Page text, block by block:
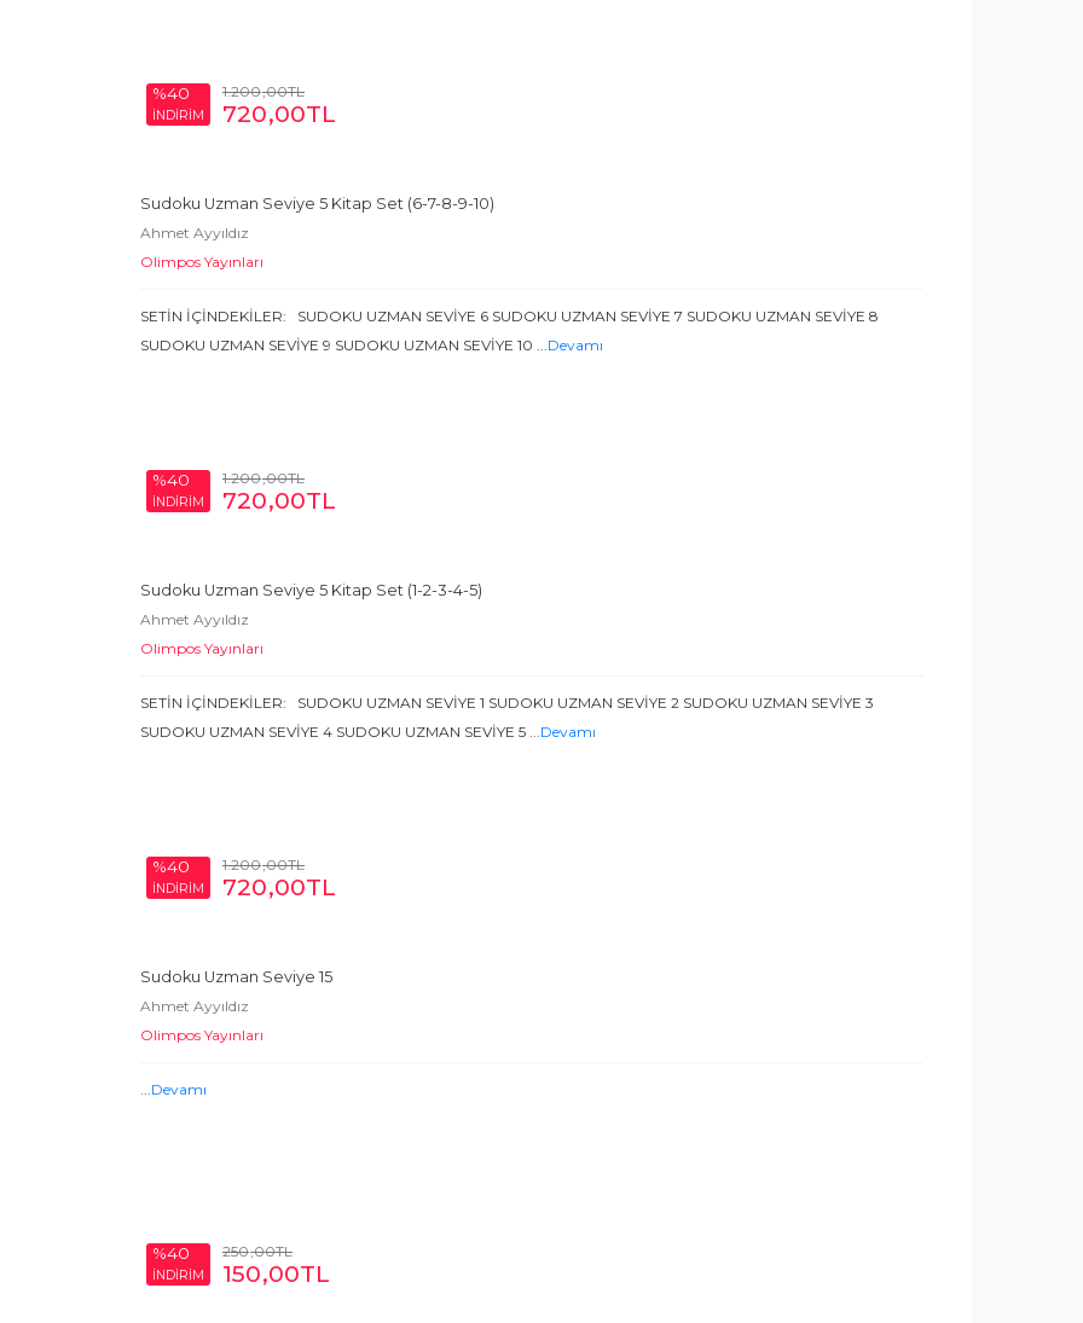
%40
İNDİRİM
1.200,00TL
720,00TL
Sudoku Uzman Seviye 5 Kitap Set (6-7-8-9-10)
Ahmet Ayyıldız
Olimpos Yayınları
SETİN İÇİNDEKİLER: SUDOKU UZMAN SEVİYE 6 SUDOKU UZMAN SEVİYE 7 SUDOKU UZMAN SEVİYE 8
SUDOKU UZMAN SEVİYE 9 SUDOKU UZMAN SEVİYE 10 ...Devamı
%40
İNDİRİM
1.200,00TL
720,00TL
Sudoku Uzman Seviye 5 Kitap Set (1-2-3-4-5)
Ahmet Ayyıldız
Olimpos Yayınları
SETİN İÇİNDEKİLER: SUDOKU UZMAN SEVİYE 1 SUDOKU UZMAN SEVİYE 2 SUDOKU UZMAN SEVİYE 3
SUDOKU UZMAN SEVİYE 4 SUDOKU UZMAN SEVİYE 5 ...Devamı
%40
İNDİRİM
1.200,00TL
720,00TL
Sudoku Uzman Seviye 15
Ahmet Ayyıldız
Olimpos Yayınları
...Devamı
%40
İNDİRİM
250,00TL
150,00TL